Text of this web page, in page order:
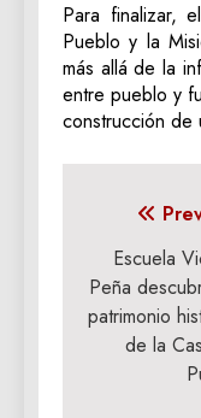
‎Para finalizar,
Pueblo y la
más allá de la
entre pueblo y
construcción de
deEscuela
Peña
patrimonio
de la